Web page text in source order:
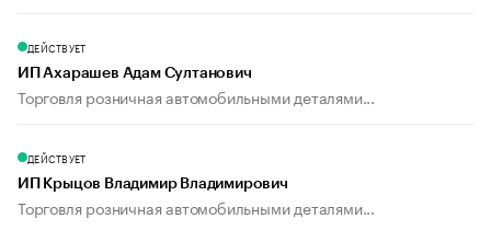
ДЕЙСТВУЕТ
ИП Ахарашев Адам Султанович
Торговля розничная автомобильными деталями...
ДЕЙСТВУЕТ
ИП Крыцов Владимир Владимирович
Торговля розничная автомобильными деталями...